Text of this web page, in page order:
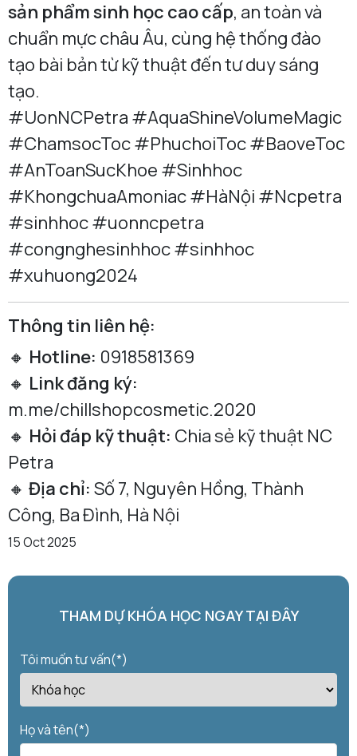
sản phẩm sinh học cao cấp, an toàn và
chuẩn mực châu Âu, cùng hệ thống đào
tạo bài bản từ kỹ thuật đến tư duy sáng
tạo.
#UonNCPetra #AquaShineVolumeMagic
#ChamsocToc #PhuchoiToc #BaoveToc
#AnToanSucKhoe #Sinhhoc
#KhongchuaAmoniac #HàNội #Ncpetra
#sinhhoc #uonncpetra
#congnghesinhhoc #sinhhoc
#xuhuong2024
Thông tin liên hệ:
🔸 Hotline: 0918581369
🔸 Link đăng ký:
m.me/chillshopcosmetic.2020
🔸 Hỏi đáp kỹ thuật: Chia sẻ kỹ thuật NC
Petra
🔸 Địa chỉ: Số 7, Nguyên Hồng, Thành
Công, Ba Đình, Hà Nội
15 Oct 2025
THAM DỰ KHÓA HỌC NGAY TẠI ĐÂY
Tôi muốn tư vấn(*)
Họ và tên(*)